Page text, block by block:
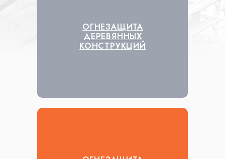
ОГНЕЗАЩИТА
ДЕРЕВЯННЫХ
КОНСТРУКЦИЙ